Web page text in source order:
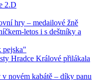
2.D
hry – medailové žně
letos i s deštníky a
pejska"
Hradce Králové přilákala
v novém kabátě – díky panu